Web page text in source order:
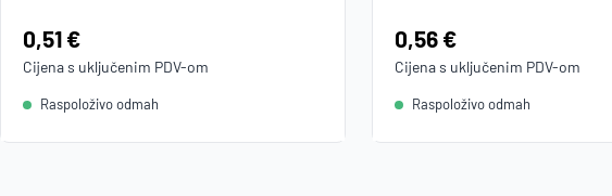
Cijena:
0,51 €
Cijena s uključenim PDV-om
Raspoloživo odmah
Cijena:
0,56 €
Cijena s uključenim PDV-om
Raspoloživo odmah